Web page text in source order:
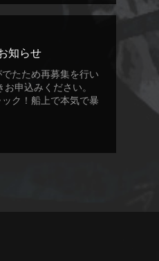
知らせ
たため再募集を行い
お申込みください。
ク！船上で本気で暴